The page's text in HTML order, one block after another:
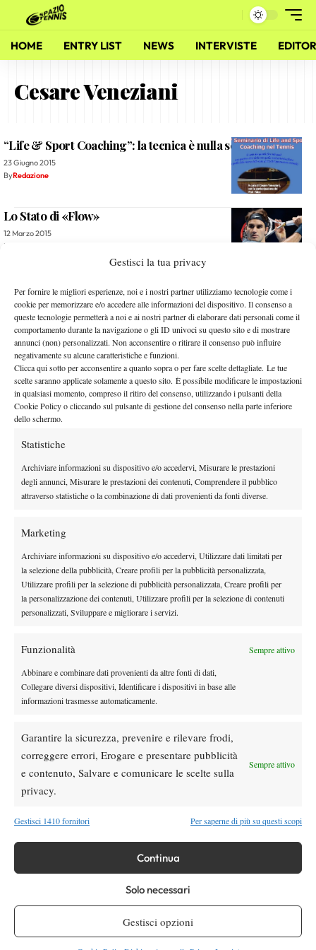
Gestisci la tua privacy
Per fornire le migliori esperienze, noi e i nostri partner utilizziamo tecnologie come i
cookie per memorizzare e/o accedere alle informazioni del dispositivo. Il consenso a
queste tecnologie permetterà a noi e ai nostri partner di elaborare dati personali come il
comportamento durante la navigazione o gli ID univoci su questo sito e di mostrare
annunci (non) personalizzati. Non acconsentire o ritirare il consenso può influire
negativamente su alcune caratteristiche e funzioni.
Clicca qui sotto per acconsentire a quanto sopra o per fare scelte dettagliate. Le tue
scelte saranno applicate solamente a questo sito. È possibile modificare le impostazioni
in qualsiasi momento, compreso il ritiro del consenso, utilizzando i pulsanti della
Cookie Policy o cliccando sul pulsante di gestione del consenso nella parte inferiore
dello schermo.
Statistiche
Archiviare informazioni su dispositivo e/o accedervi, Misurare le prestazioni
degli annunci, Misurare le prestazioni dei contenuti, Comprendere il pubblico
attraverso statistiche o la combinazione di dati provenienti da fonti diverse.
Marketing
Archiviare informazioni su dispositivo e/o accedervi, Utilizzare dati limitati per
la selezione della pubblicità, Creare profili per la pubblicità personalizzata,
Utilizzare profili per la selezione di pubblicità personalizzata, Creare profili per
la personalizzazione dei contenuti, Utilizzare profili per la selezione di contenuti
personalizzati, Sviluppare e migliorare i servizi.
Funzionalità Sempre attivo
Abbinare e combinare dati provenienti da altre fonti di dati,
Collegare diversi dispositivi, Identificare i dispositivi in base alle
informazioni trasmesse automaticamente.
Garantire la sicurezza, prevenire e rilevare frodi,
correggere errori, Erogare e presentare pubblicità
e contenuto, Salvare e comunicare le scelte sulla
privacy.
Sempre attivo
Gestisci 1410 fornitori Per saperne di più su questi scopi
Continua
Solo necessari
Gestisci opzioni
HOME ENTRY LIST NEWS INTERVISTE
Cesare Veneziani
“Life & Sport Coaching”: la tecnica è nulla senza la mente
23 Giugno 2015
ByRedazione
Lo Stato di «Flow»
12 Marzo 2015
By
Spazio Tennis: La Replica (Puntata 104)
28 Febbraio 2012
Redazione
Spazio Tennis: La Scaletta (Puntata 104)
25 Febbraio 2012
Instagram
Testata giornalisticaSpazio Tennisregistrata Aut-Trib Milano n°
10268 del 15/09/2025
Direttore Responsabile: Alessandro Nizegorodcew
HOME
WTA
CHALLENGER